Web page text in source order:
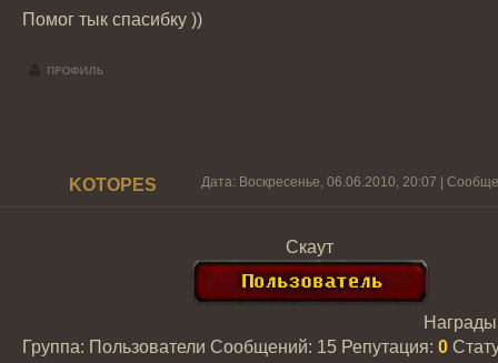
Помог тык спасибку ))
KOTOPES Дата: Воскресенье, 06.06.2010, 20:07 |
Скаут
Группа: Пользователи Сообщений: 15 Репутация: 0